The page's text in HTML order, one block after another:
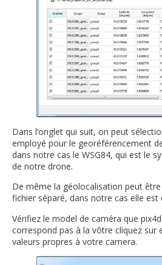
Dans l’onglet qui suit, on peut
employé pour le georéférencement
dans notre cas le WSG84, qui est le
de notre drone.
De même la géolocalisation peut
fichier séparé, dans notre cas elle est
Vérifiez le model de caméra que
correspond pas à la vôtre cliquez sur
valeurs propres à votre camera.